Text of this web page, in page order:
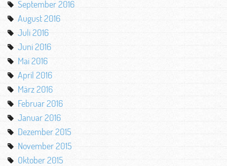
September 2016
August 2016
Juli 2016
Juni 2016
Mai 2016
April 2016
März 2016
Februar 2016
Januar 2016
Dezember 2015
November 2015
Oktober 2015